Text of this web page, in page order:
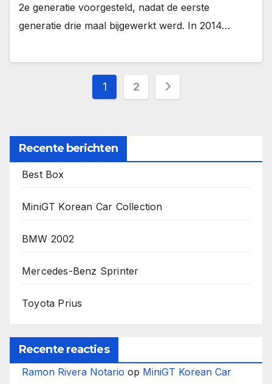
2e generatie voorgesteld, nadat de eerste
generatie drie maal bijgewerkt werd. In 2014…
Berichten
1 2
Recente berichten
Best Box
MiniGT Korean Car Collection
BMW 2002
Mercedes-Benz Sprinter
Toyota Prius
Recente reacties
Ramon Rivera Notario op MiniGT Korean Car